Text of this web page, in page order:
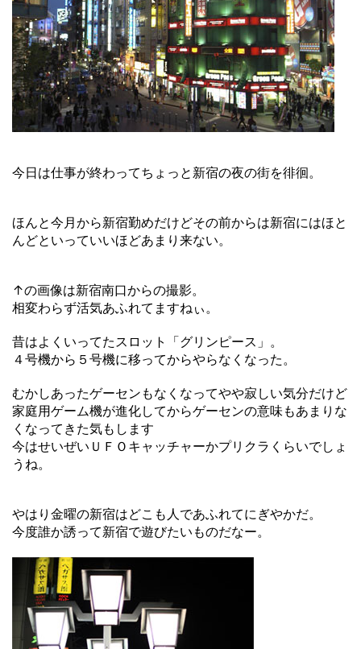
今日は仕事が終わってちょっと新宿の夜の街を徘徊。
ほんと今月から新宿勤めだけどその前からは新宿にはほと
んどといっていいほどあまり来ない。
↑の画像は新宿南口からの撮影。
相変わらず活気あふれてますねぃ。
昔はよくいってたスロット「グリンピース」。
４号機から５号機に移ってからやらなくなった。
むかしあったゲーセンもなくなってやや寂しい気分だけど
家庭用ゲーム機が進化してからゲーセンの意味もあまりな
くなってきた気もします
今はせいぜいＵＦＯキャッチャーかプリクラくらいでしょ
うね。
やはり金曜の新宿はどこも人であふれてにぎやかだ。
今度誰か誘って新宿で遊びたいものだなー。